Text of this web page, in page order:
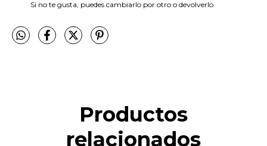
Si no te gusta, puedes cambiarlo por otro o devolverlo.
Productos
relacionados